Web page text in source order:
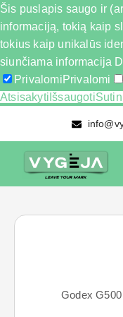
Šis puslapis saugo ir
informaciją, tokią kaip
tokius kaip unikalūs
siunčiama informacija
PrivalomiPrivalomi
Atsisakyti Išsaugoti